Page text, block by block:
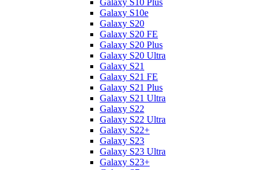
Galaxy S10 Plus
Galaxy S10e
Galaxy S20
Galaxy S20 FE
Galaxy S20 Plus
Galaxy S20 Ultra
Galaxy S21
Galaxy S21 FE
Galaxy S21 Plus
Galaxy S21 Ultra
Galaxy S22
Galaxy S22 Ultra
Galaxy S22+
Galaxy S23
Galaxy S23 Ultra
Galaxy S23+